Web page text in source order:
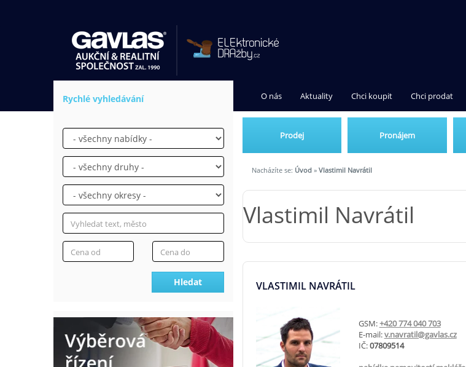
Rychlé vyhledávání
Hledat
O nás Aktuality Chci koupit Chci prodat
Prodej Pronájem
Nacházíte se: Úvod » Vlastimil Navrátil
Vlastimil Navrátil
VLASTIMIL NAVRÁTIL
GSM:+420 774 040 703
E-mail:v.navratil@gavlas.cz
IČ:07809514